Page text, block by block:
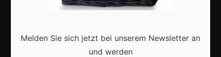
Produkte
Melden Sie sich jetzt bei unserem Newsletter an
und werden